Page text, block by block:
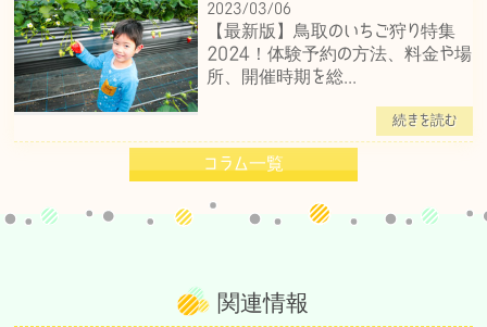
2023/03/06
【最新版】鳥取のいちご狩り特集
2024！体験予約の方法、料金や場
所、開催時期を総...
続きを読む
コラム一覧
関連情報